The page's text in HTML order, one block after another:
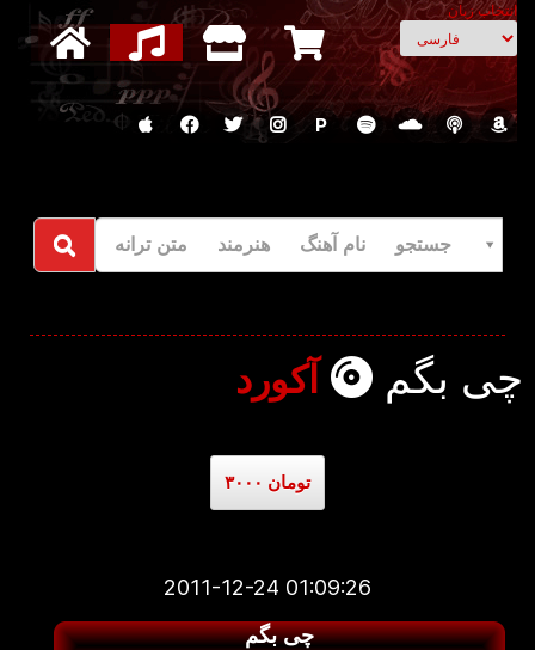
انتخاب زبان
P
جستجو نام آهنگ هنرمند متن ترانه
چی بگم آکورد
۳۰۰۰ تومان
2011-12-24 01:09:26
چی بگم